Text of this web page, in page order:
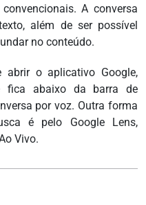
A conversa
além de ser possível
no conteúdo.
abrir o aplicativo Google,
fica abaixo da barra de
por voz. Outra forma
é pelo Google Lens,
Vivo.